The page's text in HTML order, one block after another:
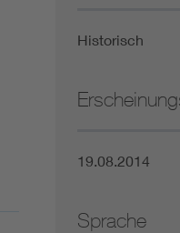
Historisch
19.08.2014
Sprache